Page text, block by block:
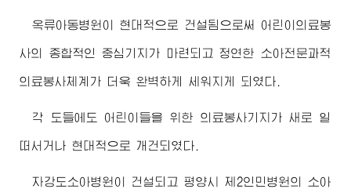
옥류아동병원이 현대적으로 건설됨으로써 어린이의료봉
사의 종합적인 중심기지가 마련되고 정연한 소아전문과적
의료봉사체계가 더욱 완벽하게 세워지게 되였다.
각 도들에도 어린이들을 위한 의료봉사기지가 새로 일
떠서거나 현대적으로 개건되였다.
자강도소아병원이 건설되고 평양시 제2인민병원의 소아